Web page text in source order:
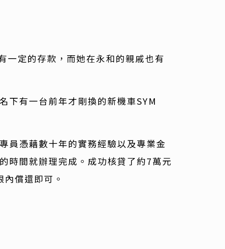
一定的存款，而她在永和的親戚也有
下有一台前年才剛換的新機車SYM
員憑藉數十年的實務經驗以及專業金
時間就辦理完成。成功核貸了約7萬元
償還即可。